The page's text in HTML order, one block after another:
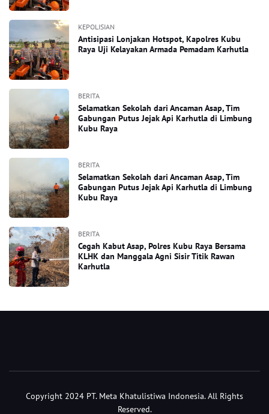
KEPOLISIAN
Antisipasi Lonjakan Hotspot, Kapolres Kubu
Raya Uji Kelayakan Armada Pemadam Karhutla
BERITA
Selamatkan Sekolah dari Ancaman Asap, Tim
Gabungan Putus Jejak Api Karhutla di Limbung
Kubu Raya
BERITA
Selamatkan Sekolah dari Ancaman Asap, Tim
Gabungan Putus Jejak Api Karhutla di Limbung
Kubu Raya
BERITA
Cegah Kabut Asap, Polres Kubu Raya Bersama
KLHK dan Manggala Agni Sisir Titik Rawan
Karhutla
Copyright 2024 PT. Meta Khatulistiwa Indonesia. All Rights
Reserved.